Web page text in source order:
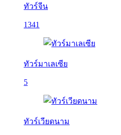
ทัวร์จีน
1341
ทัวร์มาเลเซีย
5
ทัวร์เวียดนาม